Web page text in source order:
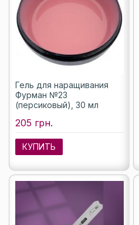
Гель для наращивания
Фурман №23
(персиковый), 30 мл
205 грн.
КУПИТЬ